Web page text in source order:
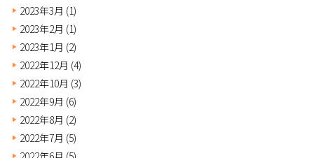
2023年3月 (1)
2023年2月 (1)
2023年1月 (2)
2022年12月 (4)
2022年10月 (3)
2022年9月 (6)
2022年8月 (2)
2022年7月 (5)